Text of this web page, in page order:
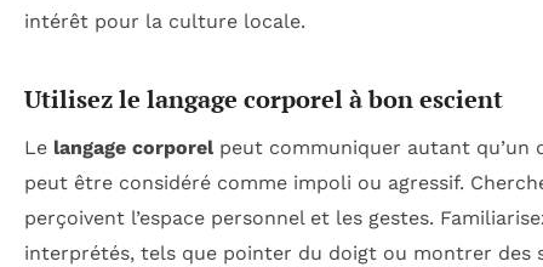
intérêt pour la culture locale.
Utilisez le langage corporel à bon escient
Le langage corporelpeut communiquer autant qu’un
peut être considéré comme impoli ou agressif.
perçoivent l’espace personnel et les gestes.
interprétés, tels que pointer du doigt ou montrer des